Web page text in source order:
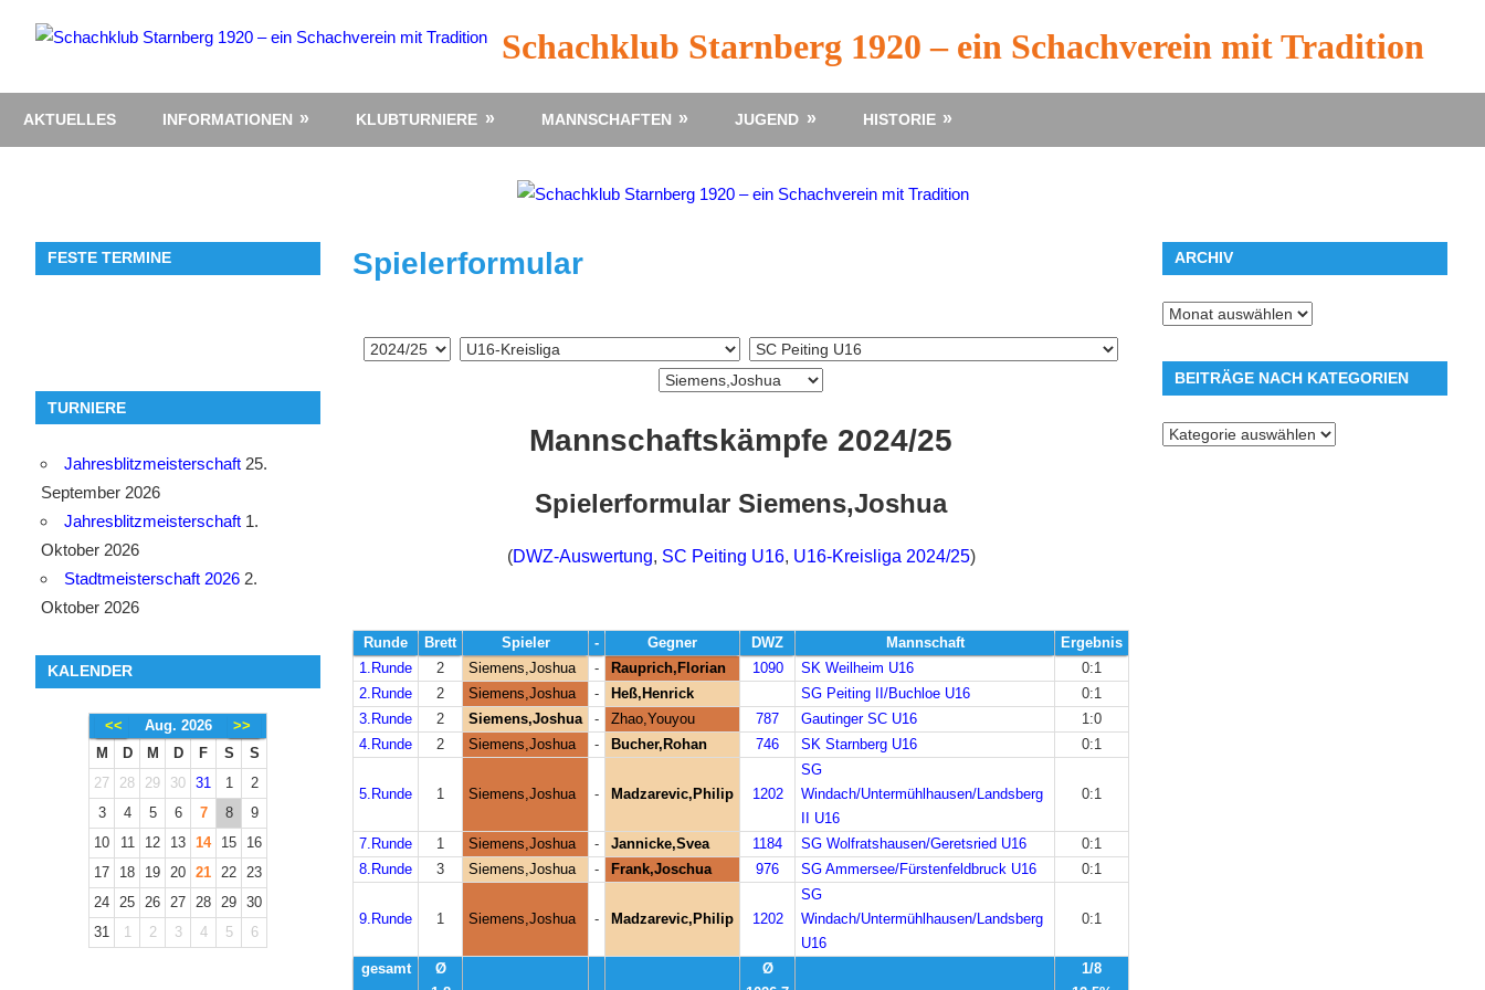
Inhalt
Schachklub Starnberg 1920 – ein Schachverein mit Tradition
AKTUELLES INFORMATIONEN KLUBTURNIERE MANNSCHAFTEN JUGEND HISTORIE
Spielerformular
Mannschaftskämpfe 2024/25
Spielerformular Siemens,Joshua
(DWZ-Auswertung, SC Peiting U16, U16-Kreisliga 2024/25)
Runde Brett Spieler - Gegner DWZ Mannschaft
Ergebnis
1.Runde
2 Siemens,Joshua - Rauprich,Florian 1090 SK Weilheim U16
0:1
2.Runde
2 Siemens,Joshua - Heß,Henrick SG Peiting II/Buchloe U16
0:1
3.Runde
2 Siemens,Joshua - Zhao,Youyou 787 Gautinger SC U16
1:0
4.Runde
2 Siemens,Joshua - Bucher,Rohan 746 SK Starnberg U16 0:1
5.Runde 1 Siemens,Joshua - Madzarevic,Philip 1202
SG
Windach/Untermühlhausen/Landsberg
II U16
0:1
7.Runde 1 Siemens,Joshua - Jannicke,Svea 1184 SG Wolfratshausen/Geretsried U16
0:1
8.Runde
3 Siemens,Joshua - Frank,Joschua 976 SG Ammersee/Fürstenfeldbruck U16 0:1
9.Runde 1 Siemens,Joshua - Madzarevic,Philip 1202
SG
Windach/Untermühlhausen/Landsberg
U16
0:1
gesamt
Ø
Ø
1/8
FESTE TERMINE
TURNIERE
Jahresblitzmeisterschaft25.
September 2026
Jahresblitzmeisterschaft1.
Oktober 2026
Stadtmeisterschaft 20262.
Oktober 2026
KALENDER
<< Aug. 2026
>>
M
D M D F S
S
27
28 29 30 31 1
2
3
4 5 6 7 8
9
10
11 12 13 14 15
16
17
18 19 20 21 22
23
24
25 26 27 28 29
30
31
1 2 3 4 5 6
ARCHIV
Archiv
BEITRÄGE NACH KATEGORIEN
Beiträge